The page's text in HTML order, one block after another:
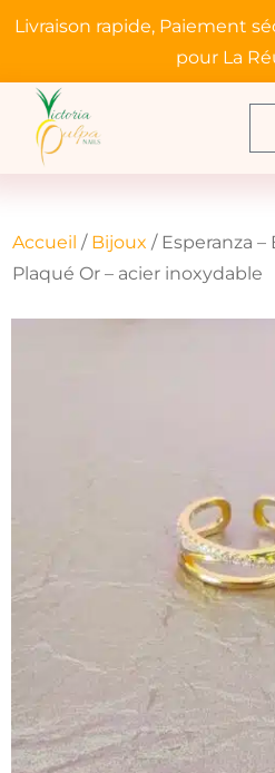
Livraison rapide, Paiement
pour La
Accueil / Bijoux / Esperanza
Plaqué Or – acier inoxydable